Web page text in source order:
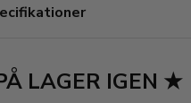
LAGER IGEN ★